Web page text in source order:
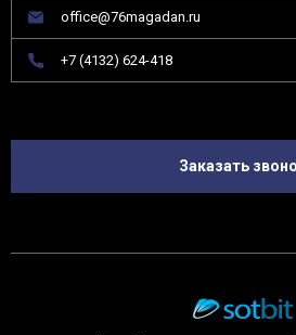
office@76magadan.ru
+7 (4132) 624-418
Заказать